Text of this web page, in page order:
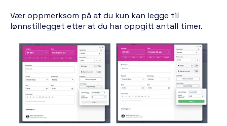
Vær oppmerksom på at du kun kan legge til
lønnstillegget etter at du har oppgitt antall timer.